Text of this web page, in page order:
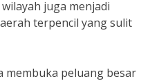
juga menjadi
terpencil yang sulit
membuka peluang besar